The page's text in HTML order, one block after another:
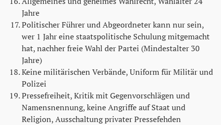
Jahre
Politischer Führer und Abgeordneter kann nur sein,
wer 1 Jahr eine staatspolitische Schulung mitgemacht
hat, nachher freie Wahl der Partei (Mindestalter 30
Jahre)
Keine militärischen Verbände, Uniform für Militär und
Polizei
Pressefreiheit, Kritik mit Gegenvorschlägen und
Namensnennung, keine Angriffe auf Staat und
Religion, Ausschaltung privater Pressefehden